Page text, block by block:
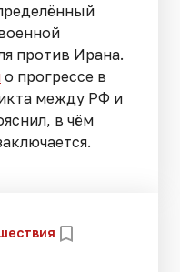
против Ирана.
о прогрессе в
между РФ и
в чём